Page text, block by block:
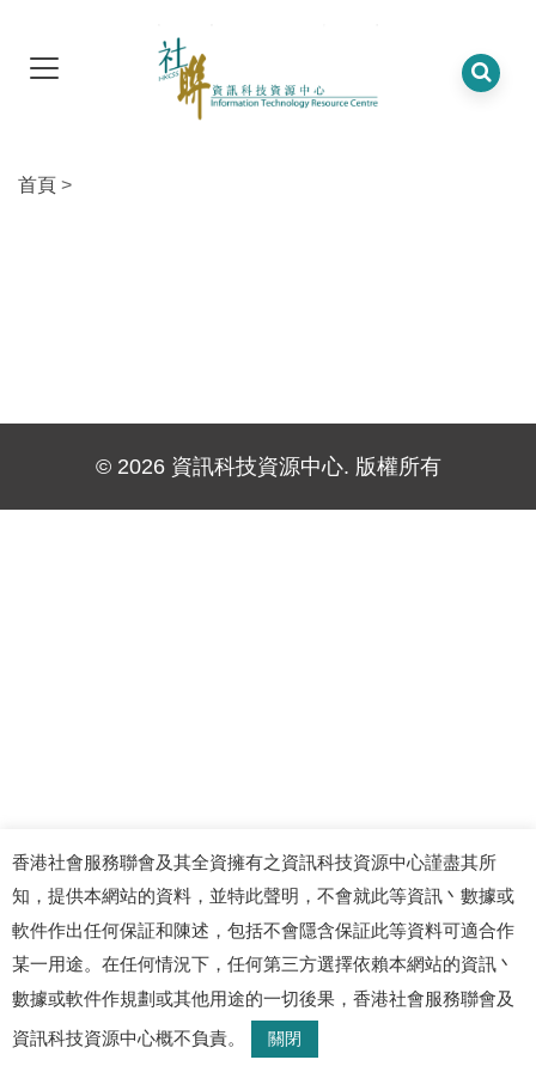
首頁 >
© 2026 資訊科技資源中心. 版權所有
香港社會服務聯會及其全資擁有之資訊科技資源中心謹盡其所
知，提供本網站的資料，並特此聲明，不會就此等資訊丶數據或
軟件作出任何保証和陳述，包括不會隱含保証此等資料可適合作
某一用途。在任何情況下，任何第三方選擇依賴本網站的資訊丶
數據或軟件作規劃或其他用途的一切後果，香港社會服務聯會及
資訊科技資源中心概不負責。
關閉